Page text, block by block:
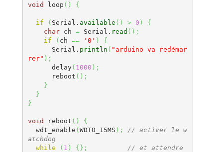
void loop ( ) {
if ( Serial. available ( ) > 0 )
{
char ch = Serial. read ( ) ;
if
( ch == '0' )
{
      Serial.
println ( "arduino va redémar
rer" ) ;
      delay
( 1000 ) ;
      reboot
( ) ;
}
}
}
void reboot ( )
{
  wdt_enable
(WDTO_15MS ) ;
// activer le w
atchdog
while
( 1 ) {} ;
// et attendre